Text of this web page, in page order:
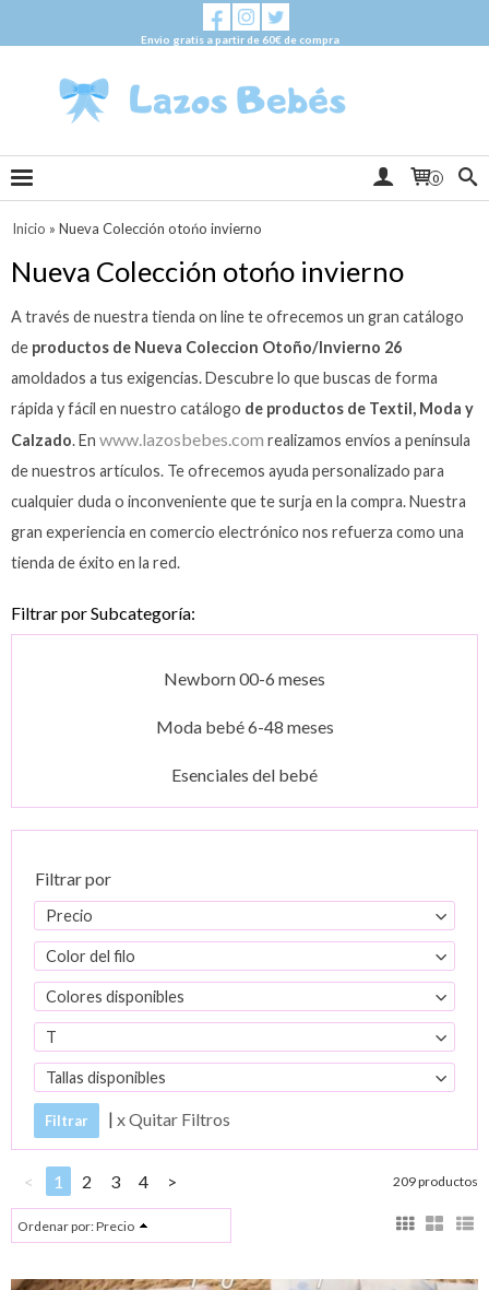
Envio gratis a partir de 60€ de compra
0
Inicio » Nueva Colección otońo invierno
Nueva Colección otońo invierno
A través de nuestra tienda on line te ofrecemos un gran catálogo
de productos de Nueva Coleccion Otoño/Invierno 26
amoldados a tus exigencias. Descubre lo que buscas de forma
rápida y fácil en nuestro catálogo de productos de Textil, Moda y
Calzado. En www.lazosbebes.com realizamos envíos a península
de nuestros artículos. Te ofrecemos ayuda personalizado para
cualquier duda o inconveniente que te surja en la compra. Nuestra
gran experiencia en comercio electrónico nos refuerza como una
tienda de éxito en la red.
Filtrar por Subcategoría:
Newborn 00-6 meses
Moda bebé 6-48 meses
Esenciales del bebé
Filtrar por
Precio
Color del filo
Colores disponibles
T
Tallas disponibles
| x Quitar Filtros
< 1 2 3 4 > 209 productos
Ordenar por:Precio